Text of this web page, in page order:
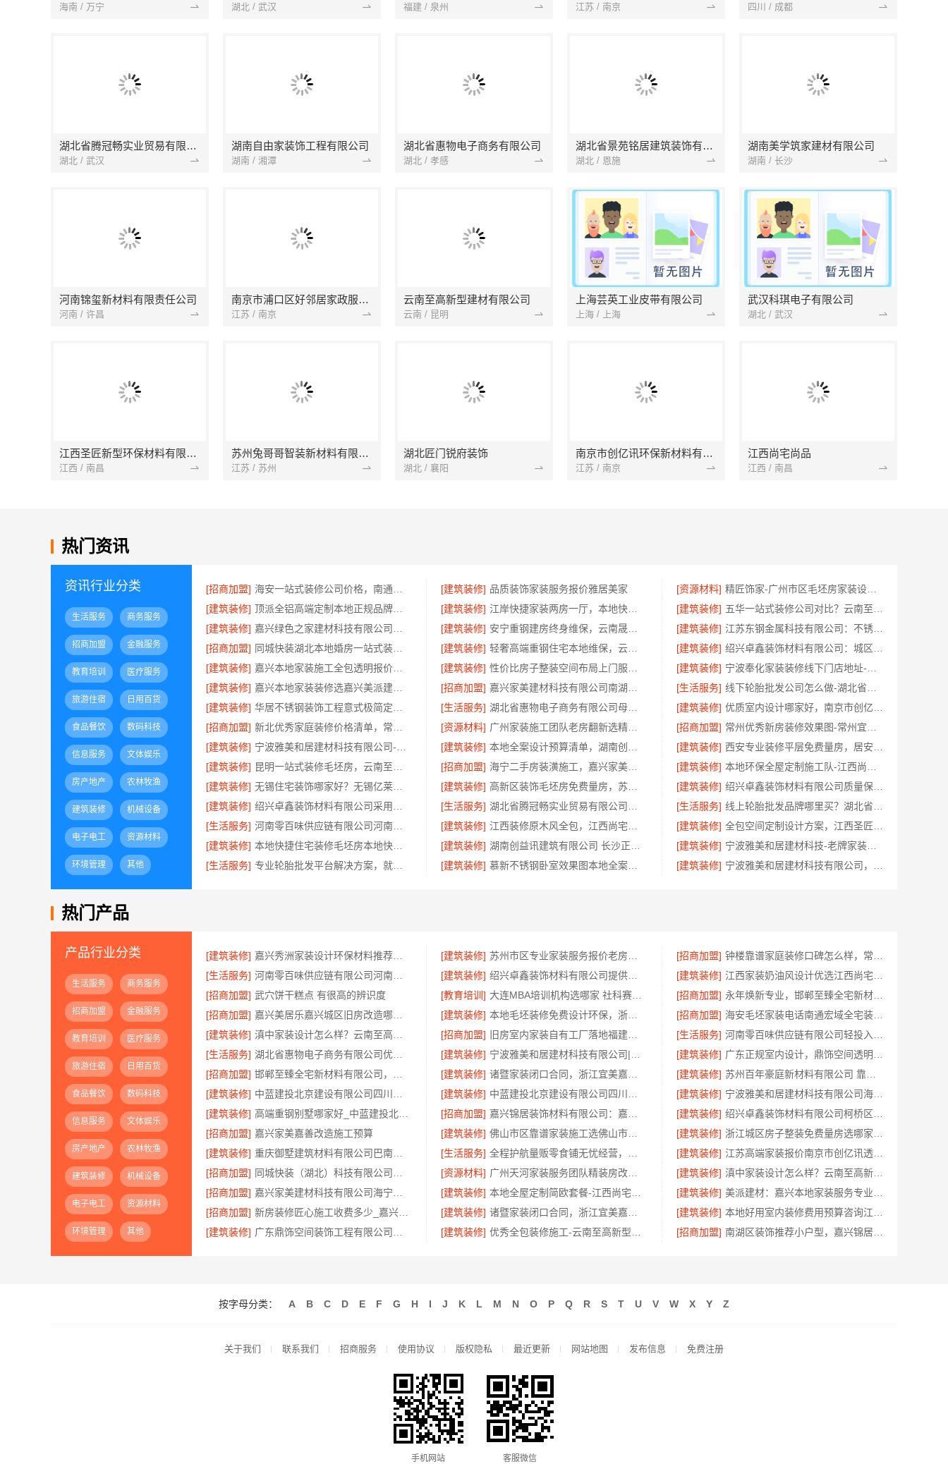
海南 / 万宁 湖北 / 武汉 福建 / 泉州 江苏 / 南京 四川 / 成都
湖北省腾冠畅实业贸易有限公司
湖北 / 武汉
湖南自由家装饰工程有限公司
湖南 / 湘潭
湖北省惠物电子商务有限公司
湖北 / 孝感
湖北省景苑铭居建筑装饰有限公司
湖北 / 恩施
湖南美学筑家建材有限公司
湖南 / 长沙
河南锦玺新材料有限责任公司
河南 / 许昌
南京市浦口区好邻居家政服务中心
江苏 / 南京
云南至高新型建材有限公司
云南 / 昆明
上海芸英工业皮带有限公司
上海 / 上海
武汉科琪电子有限公司
湖北 / 武汉
江西圣匠新型环保材料有限公司
江西 / 南昌
苏州兔哥哥智装新材料有限公司
江苏 / 苏州
湖北匠门锐府装饰
湖北 / 襄阳
南京市创亿讯环保新材料有限公司
江苏 / 南京
江西尚宅尚品
江西 / 南昌
热门资讯
资讯行业分类
生活服务 商务服务
招商加盟 金融服务
教育培训 医疗服务
旅游住宿 日用百货
食品餐饮 数码科技
信息服务 文体娱乐
房产地产 农林牧渔
建筑装修 机械设备
电子电工 资源材料
环境管理 其他
[招商加盟] [建筑装修] 品质装饰家装服务报价雅居美家 [资源材料]
精匠饰家-广州市区毛坯房家装设计口碑优选
[建筑装修]
[建筑装修] [建筑装修]
[建筑装修]
[建筑装修] [建筑装修]
江苏东钢金属科技有限公司：不锈钢浴室柜厂家江浙沪加盟
[招商加盟]
[建筑装修] [建筑装修]
[建筑装修]
[建筑装修] [建筑装修]
[建筑装修]
[招商加盟] [生活服务]
[建筑装修]
[生活服务] [建筑装修]
[招商加盟]
[资源材料] [招商加盟]
[建筑装修]
[建筑装修] [建筑装修]
[建筑装修]
[招商加盟] [建筑装修]
[建筑装修]
[建筑装修] [建筑装修]
绍兴卓鑫装饰材料有限公司质量保障放心选
[建筑装修]
[生活服务] [生活服务]
[生活服务]
[建筑装修] [建筑装修]
[建筑装修]
[建筑装修] [建筑装修]
宁波雅美和居建材科技-老牌家装设计施工对接
[生活服务]
[建筑装修] [建筑装修]
热门产品
产品行业分类
生活服务 商务服务
招商加盟 金融服务
教育培训 医疗服务
旅游住宿 日用百货
食品餐饮 数码科技
信息服务 文体娱乐
房产地产 农林牧渔
建筑装修 机械设备
电子电工 资源材料
环境管理 其他
[建筑装修] [建筑装修] [招商加盟]
[生活服务]
[建筑装修] [建筑装修]
[招商加盟] 武穴饼干糕点 有很高的辨识度 [教育培训] [招商加盟]
永年焕新专业，邯郸至臻全宅新材料有限公司专注全屋整装解决方案
[招商加盟]
[建筑装修] [招商加盟]
海安毛坯家装电话南通宏域全宅装饰建材有限公司
[建筑装修]
[招商加盟] [生活服务]
[生活服务]
[建筑装修] [建筑装修]
[招商加盟]
[建筑装修] [建筑装修]
[建筑装修]
[建筑装修] [建筑装修]
宁波雅美和居建材科技有限公司海曙家装施工线下门店地址
[建筑装修]
[招商加盟] [建筑装修]
[招商加盟] 嘉兴家美嘉善改造施工预算 [建筑装修] [建筑装修]
[建筑装修]
[生活服务] [建筑装修]
江苏高端家装报价南京市创亿讯透明无忧
[招商加盟]
[资源材料] [建筑装修]
滇中家装设计怎么样？云南至高新型建材有限公司口碑佳
[招商加盟]
[建筑装修] [建筑装修]
[招商加盟]
[建筑装修] [建筑装修]
[建筑装修]
[建筑装修] [招商加盟]
按字母分类： A B C D E F G H I J K L M N O P Q R S T U V W X Y Z
关于我们 联系我们 招商服务 使用协议 版权隐私 最近更新 网站地图 发布信息 免费注册
手机网站 客服微信